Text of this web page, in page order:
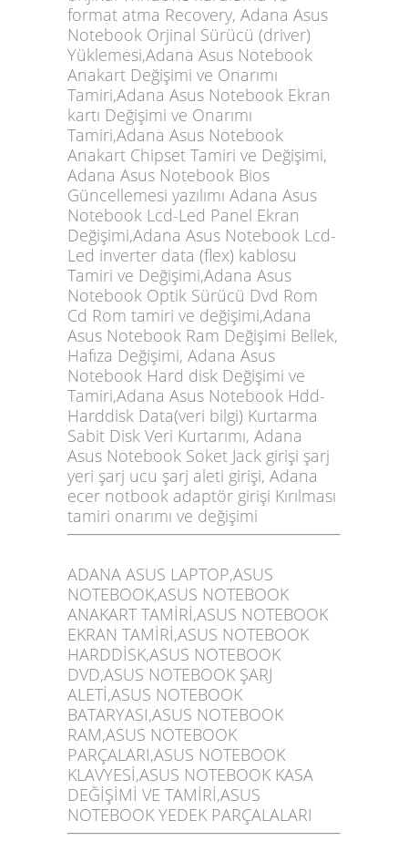
format atma Recovery, Adana Asus
Notebook Orjinal Sürücü (driver)
Yüklemesi,Adana Asus Notebook
Anakart Değişimi ve Onarımı
Tamiri,Adana Asus Notebook Ekran
kartı Değişimi ve Onarımı
Tamiri,Adana Asus Notebook
Anakart Chipset Tamiri ve Değişimi,
Adana Asus Notebook Bios
Güncellemesi yazılımı Adana Asus
Notebook Lcd-Led Panel Ekran
Değişimi,Adana Asus Notebook Lcd-
Led inverter data (flex) kablosu
Tamiri ve Değişimi,Adana Asus
Notebook Optik Sürücü Dvd Rom
Cd Rom tamiri ve değişimi,Adana
Asus Notebook Ram Değişimi Bellek,
Hafıza Değişimi, Adana Asus
Notebook Hard disk Değişimi ve
Tamiri,Adana Asus Notebook Hdd-
Harddisk Data(veri bilgi) Kurtarma
Sabit Disk Veri Kurtarımı, Adana
Asus Notebook Soket Jack girişi şarj
yeri şarj ucu şarj aleti girişi, Adana
ecer notbook adaptör girişi Kırılması
tamiri onarımı ve değişimi
ADANA ASUS LAPTOP,ASUS
NOTEBOOK,ASUS NOTEBOOK
ANAKART TAMİRİ,ASUS NOTEBOOK
EKRAN TAMİRİ,ASUS NOTEBOOK
HARDDİSK,ASUS NOTEBOOK
DVD,ASUS NOTEBOOK ŞARJ
ALETİ,ASUS NOTEBOOK
BATARYASI,ASUS NOTEBOOK
RAM,ASUS NOTEBOOK
PARÇALARI,ASUS NOTEBOOK
KLAVYESİ,ASUS NOTEBOOK KASA
DEĞİŞİMİ VE TAMİRİ,ASUS
NOTEBOOK YEDEK PARÇALALARI